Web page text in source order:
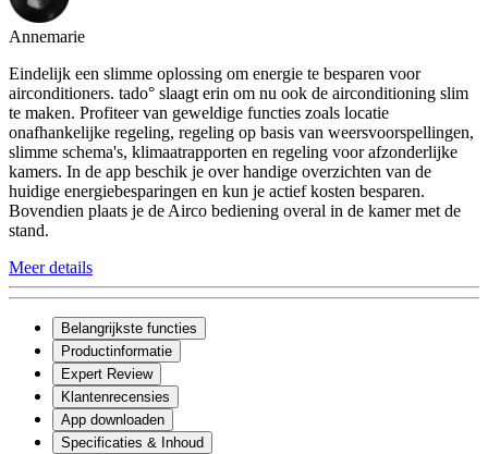
Annemarie
Eindelijk een slimme oplossing om energie te besparen voor
airconditioners. tado° slaagt erin om nu ook de airconditioning slim
te maken. Profiteer van geweldige functies zoals locatie
onafhankelijke regeling, regeling op basis van weersvoorspellingen,
slimme schema's, klimaatrapporten en regeling voor afzonderlijke
kamers. In de app beschik je over handige overzichten van de
huidige energiebesparingen en kun je actief kosten besparen.
Bovendien plaats je de Airco bediening overal in de kamer met de
stand.
Meer details
Belangrijkste functies
Productinformatie
Expert Review
Klantenrecensies
App downloaden
Specificaties & Inhoud